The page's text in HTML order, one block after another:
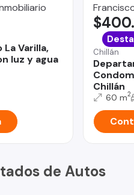
Varilla,
luz y agua
Chillán
Chillán
60 m2
de Autos